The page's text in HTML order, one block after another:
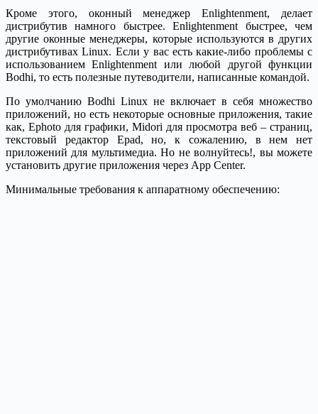
Кроме этого, оконный менеджер Enlightenment, делает
дистрибутив намного быстрее. Enlightenment быстрее, чем
другие оконные менеджеры, которые используются в других
дистрибутивах Linux. Если у вас есть какие-либо проблемы с
использованием Enlightenment или любой другой функции
Bodhi, то есть полезные путеводители, написанные командой.
По умолчанию Bodhi Linux не включает в себя множество
приложений, но есть некоторые основные приложения, такие
как, Ephoto для графики, Midori для просмотра веб – страниц,
текстовый редактор Epad, но, к сожалению, в нем нет
приложений для мультимедиа. Но не волнуйтесь!, вы можете
установить другие приложения через App Center.
Минимальные требования к аппаратному обеспечению: